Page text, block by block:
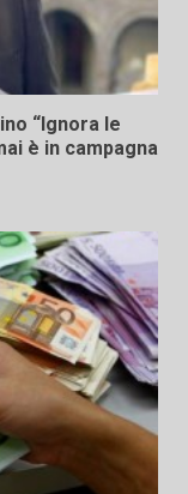
“Ignora le
è in campagna